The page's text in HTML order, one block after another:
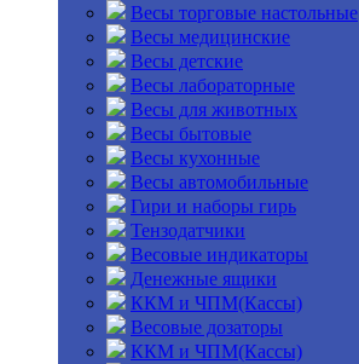
Весы торговые настольные
Весы медицинские
Весы детские
Весы лабораторные
Весы для животных
Весы бытовые
Весы кухонные
Весы автомобильные
Гири и наборы гирь
Тензодатчики
Весовые индикаторы
Денежные ящики
ККМ и ЧПМ(Кассы)
Весовые дозаторы
ККМ и ЧПМ(Кассы)